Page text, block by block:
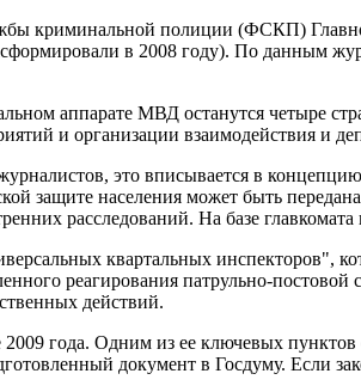
криминальной полиции (ФСКП)
в 2008 году). По данным
аппарате МВД останутся четыре
и организации взаимодействия и
это вписывается в
защите населения может быть
расследований. На базе
квартальных инспекторов",
реагирования патрульно-
действий.
года. Одним из ее ключевых
документ в Госдуму. Если